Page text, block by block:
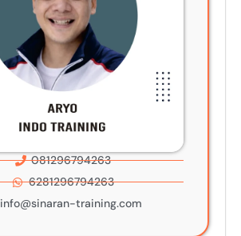
081296794263
6281296794263
info@sinaran-training.com